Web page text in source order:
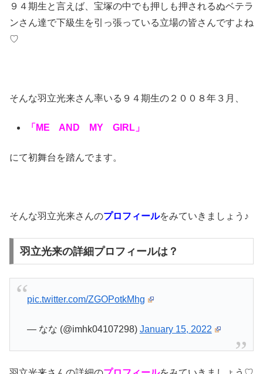
９４期生と言えば、宝塚の中でも押しも押されるぬベテラ
ンさん達で下級生を引っ張っている立場の皆さんですよね
♡
そんな羽立光来さん率いる９４期生の２００８年３月、
「ME AND MY GIRL」
にて初舞台を踏んでます。
そんな羽立光来さんのプロフィールをみていきましょう♪
羽立光来の詳細プロフィールは？
pic.twitter.com/ZGOPotkMhg
— なな (@imhk04107298) January 15, 2022